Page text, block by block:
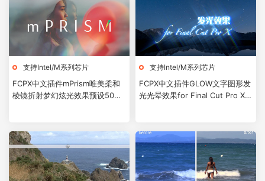
支持Intel/M系列芯片
FCPX中文插件mPrism唯美柔和
棱镜折射梦幻炫光效果预设50个
支持Intel/M系列芯片
FCPX中文插件GLOW文字图形发
光光晕效果for Final Cut Pro X +